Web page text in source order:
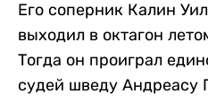
Его соперник Калин
выходил в октагон
Тогда он проиграл
судей шведу Андреасу